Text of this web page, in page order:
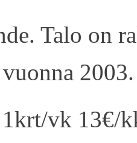
Talo on
2003.
1krt/vk 13€/